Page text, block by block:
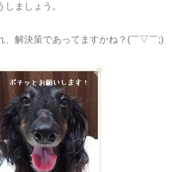
しましょう。
、解決策であってますかね？(￣▽￣;)